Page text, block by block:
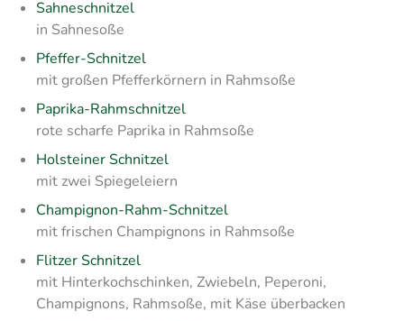
Sahneschnitzel
in Sahnesoße
Pfeffer-Schnitzel
mit großen Pfefferkörnern in Rahmsoße
Paprika-Rahmschnitzel
rote scharfe Paprika in Rahmsoße
Holsteiner Schnitzel
mit zwei Spiegeleiern
Champignon-Rahm-Schnitzel
mit frischen Champignons in Rahmsoße
Flitzer Schnitzel
mit Hinterkochschinken, Zwiebeln, Peperoni,
Champignons, Rahmsoße, mit Käse überbacken